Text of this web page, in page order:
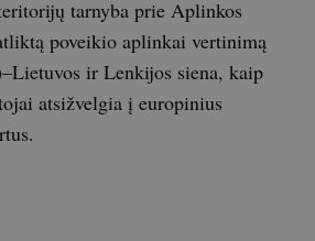
tarnyba prie Aplinkos
poveikio aplinkai vertinimą
ir Lenkijos siena, kaip
atsižvelgia į europinius